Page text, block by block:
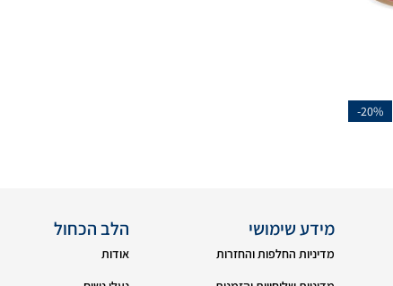
-20%
מידע שימושי
מדיניות החלפות והחזרות
הלב הכחול
אודות